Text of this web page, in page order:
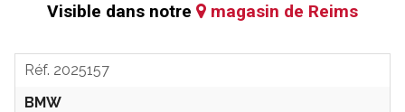
Visible dans notre magasin de Reims
Réf. 2025157
BMW